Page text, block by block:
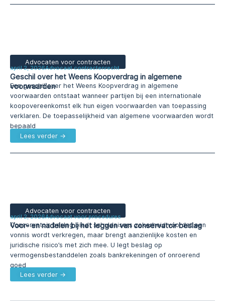
Advocaten voor contracten
april 2, 2026Advocaat contractenrecht
Geschil over het Weens Koopverdrag in algemene
voorwaarden
Een geschil over het Weens Koopverdrag in algemene
voorwaarden ontstaat wanneer partijen bij een internationale
koopovereenkomst elk hun eigen voorwaarden van toepassing
verklaren. De toepasselijkheid van algemene voorwaarden wordt
bepaald
Lees verder →
Advocaten voor contracten
april 2, 2026Advocaat voor procedures
Voor- en nadelen bij het leggen van conservatoir beslag
Conservatoir beslag biedt schuldeisers zekerheid voordat een
vonnis wordt verkregen, maar brengt aanzienlijke kosten en
juridische risico’s met zich mee. U legt beslag op
vermogensbestanddelen zoals bankrekeningen of onroerend
goed
Lees verder →